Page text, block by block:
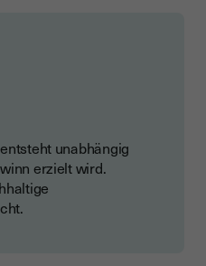
unabhängig
erzielt wird.